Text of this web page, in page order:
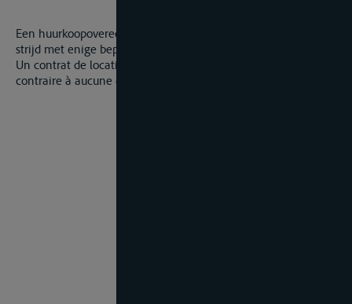
Een huurkoopovereenkomst voor een binnenschip is niet in
strijd met enige bepaling van Belgische openbare orde.
Un contrat de location-vente pour un bateaux d’intérieur n’est
contraire à aucune disposition de droit public belge.